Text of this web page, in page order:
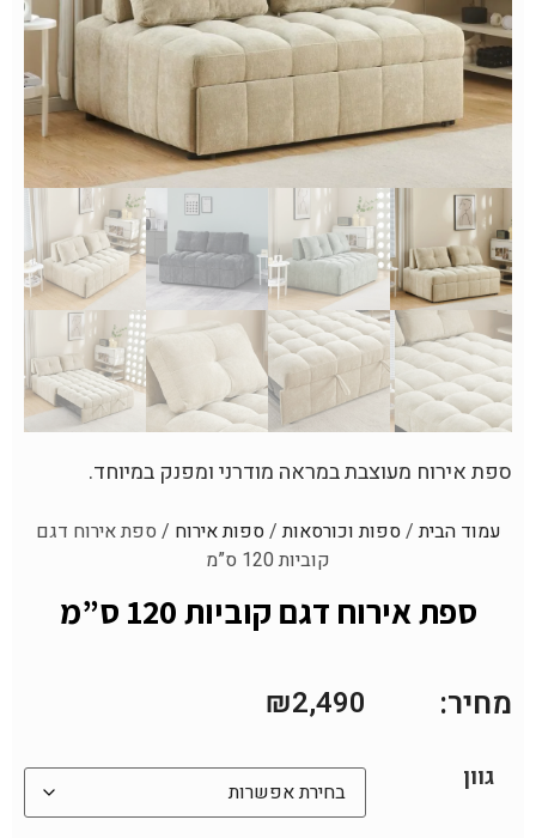
ספת אירוח מעוצבת במראה מודרני ומפנק במיוחד.
עמוד הבית/ספות וכורסאות/ספות אירוח / ספת אירוח דגם
קוביות 120 ס”מ
ספת אירוח דגם קוביות 120 ס”מ
מחיר: ₪2,490
גוון